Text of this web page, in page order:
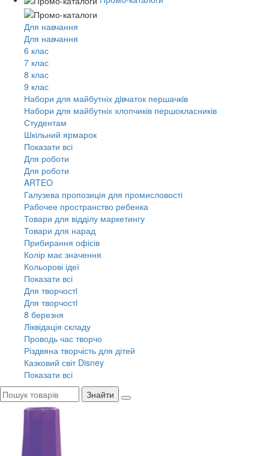
Для навчання
Для навчання
6 клас
7 клас
8 клас
9 клас
Набори для майбутніх дiвчаток першачкiв
Набори для майбутніх хлопчиків першокласників
Студентам
Шкільний ярмарок
Показати всі
Для роботи
Для роботи
ARTEO
Галузева пропозиція для промисловості
Рабочее пространство ребенка
Товари для відділу маркетингу
Товари для нарад
Прибирання офісів
Колір має значення
Кольорові ідеї
Показати всі
Для творчостi
Для творчостi
8 березня
Ліквідація складу
Проводь час творчо
Різдвяна творчість для дітей
Казковий світ Disney
Показати всі
Знайти